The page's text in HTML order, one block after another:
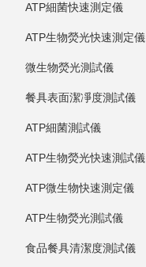
ATP細菌快速測定儀
ATP生物熒光快速測定儀
微生物熒光測試儀
餐具表面潔凈度測試儀
ATP細菌測試儀
ATP生物熒光快速測試儀
ATP微生物快速測定儀
ATP生物熒光測試儀
食品餐具清潔度測試儀